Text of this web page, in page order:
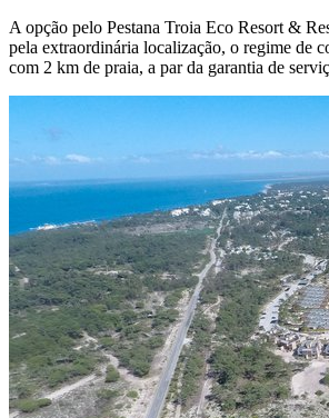
A opção pelo Pestana Troia Eco Resort &
pela extraordinária localização, o regime de
com 2 km de praia, a par da garantia de